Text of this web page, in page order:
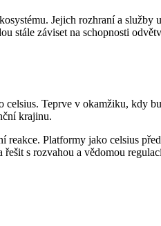
Jejich rozhraní a
záviset na schopnosti
Teprve v okamžiku, kdy
krajinu.
Platformy jako celsius
s rozvahou a vědomou